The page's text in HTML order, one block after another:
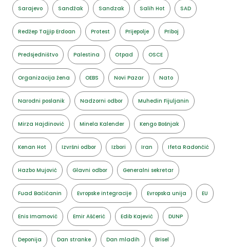
Sarajevo Sandžak Sandzak Salih Hot SAD
Redžep Tajjip Erdoan Protest Prijepolje Priboj
Predsjedništvo Palestina Otpad OSCE
Organizacija žena OEBS Novi Pazar Nato
Narodni poslanik Nadzorni odbor Muhedin Fijuljanin
Mirza Hajdinović Minela Kalender Kengo Bošnjak
Kenan Hot Izvršni odbor Izbori Iran Ifeta Radončić
Hazbo Mujović Glavni odbor Generalni sekretar
Fuad Baćićanin Evropske integracije Evropska unija EU
Enis Imamović Emir Ašćerić Edib Kajević DUNP
Deponija Dan stranke Dan mladih Brisel